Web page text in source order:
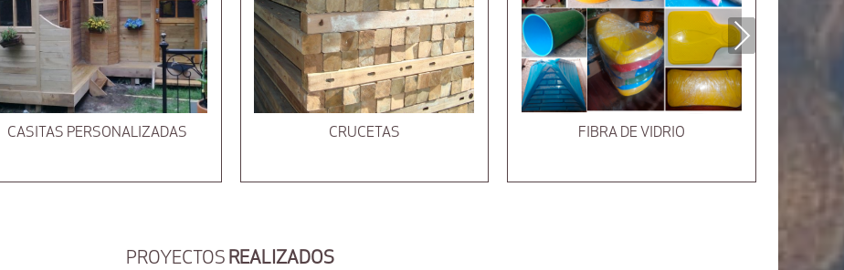
CASITAS PERSONALIZADAS CRUCETAS FIBRA DE VIDRIO
Next
PROYECTOS REALIZADOS